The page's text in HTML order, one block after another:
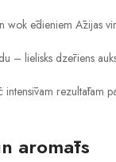
wok ēdieniem Āzijas
– lielisks dzēriens
rezultātam
aromāts